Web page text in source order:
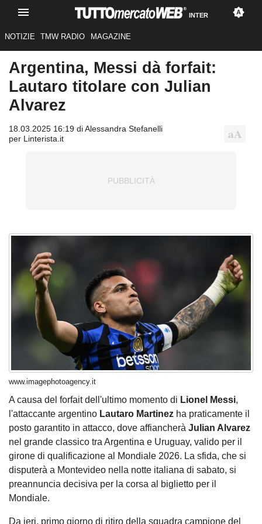
INTER
NOTIZIE TMW RADIO MAGAZINE
Argentina, Messi dà forfait:
Lautaro titolare con Julian
Alvarez
18.03.2025 16:19 di Alessandra Stefanelli
per Linterista.it
www.imagephotoagency.it
A causa del forfait dell'ultimo momento di Lionel Messi,
l'attaccante argentino Lautaro Martinez ha praticamente il
posto garantito in attacco, dove affiancherà Julian Alvarez
nel grande classico tra Argentina e Uruguay, valido per il
girone di qualificazione al Mondiale 2026. La sfida, che si
disputerà a Montevideo nella notte italiana di sabato, si
preannuncia decisiva per la corsa al biglietto per il
Mondiale.
Da ieri, primo giorno di ritiro della squadra campione del